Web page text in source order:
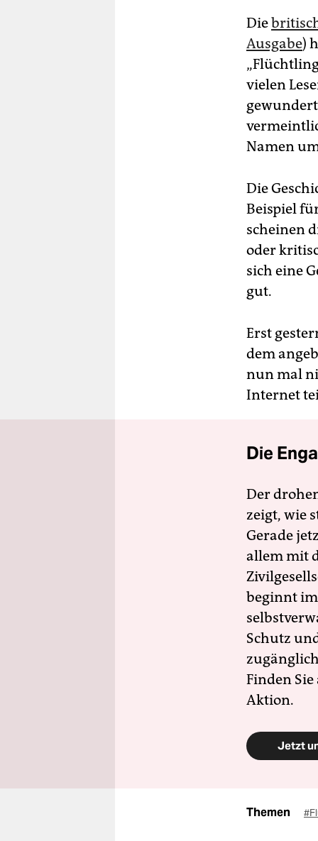
Die
Ausgabe)
vielen
Namen
Die
Beispiel
scheinen
oder
sich eine
gut.
Erst
dem
nun mal
Internet
Die
Der
zeigt, wie
Gerade
allem mit
beginnt
Schutz
Finden
Aktion.
Jetzt
Themen